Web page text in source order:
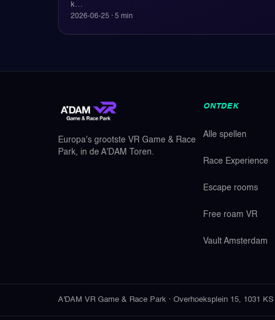
k…
2026-06-25 · 5 min
Europa's grootste VR Game & Race
Park, in de A'DAM Toren.
ONTDEK
Alle spellen
Race Experience
Escape rooms
Free roam VR
Vault Amsterdam
A'DAM VR Game & Race Park · Overhoeksplein 15, 1031 KS